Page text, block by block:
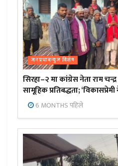
जनप्रभाबन्युज विशेष
सिरहा–२ मा कांग्रेस नेता राम
सामूहिक प्रतिबद्धता;
6 MONTHS पहिले